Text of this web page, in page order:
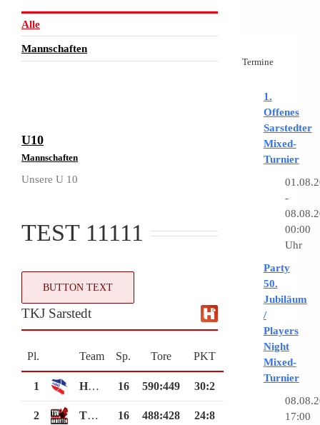
Inhalt
springen
Alle
Mannschaften
U10
U10
Mannschaften
Unsere U 10
TEST 11111
BUTTON TEXT
TKJ Sarstedt
Pl. Team Sp. Tore PKT
1 HSG Langenhagen 16 590:449 30:2
2 TSV Anderten IV 16 488:428 24:8
Termine
1.
Offenes
Sarstedter
Mixed-
Turnier
-
00:00
Uhr
Party
50.
Jubiläum
/
Players
Night
Mixed-
Turnier
17:00